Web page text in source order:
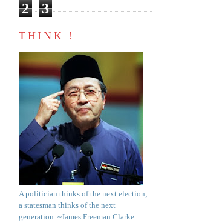
2
3
THINK !
A politician thinks of the next election;
a statesman thinks of the next
generation. ~James Freeman Clarke